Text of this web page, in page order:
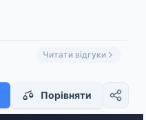
Читати відгуки
Порівняти